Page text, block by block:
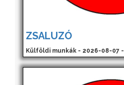
ZSALUZÓ
Külföldi munkák - 2026-08-07 -